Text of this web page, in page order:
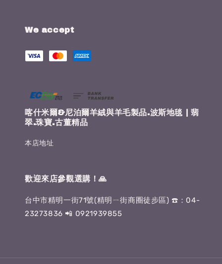
We accept
喀什米爾&尼泊爾羊絨與羊毛製品.波斯地毯 | 翡
翠.珠寶.古董精品
本店地址
歡迎來店參觀選購！🙏
台中市精明一街71號(精明ㄧ街商圈徒步區) ☎️：04-
23273836 📲 0921939855